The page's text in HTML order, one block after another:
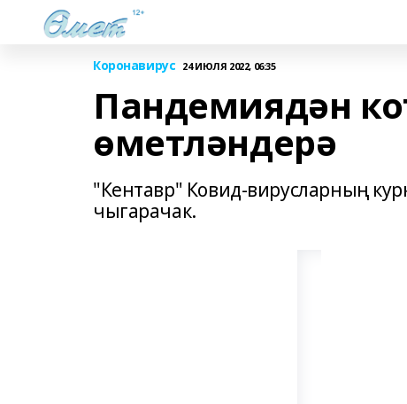
Коронавирус 24 ИЮЛЯ 2022, 06:35
Пандемиядән
өметләндерә
"Кентавр" Ковид-вирусларның
чыгарачак.